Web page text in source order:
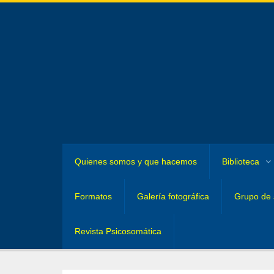
Quienes somos y que hacemos Biblioteca
Formatos Galería fotográfica Grupo de
Revista Psicosomática